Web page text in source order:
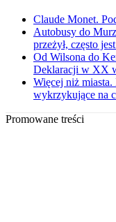
Claude Monet.
Autobusy do
przeżył, często
Od Wilsona do
Deklaracji w XX
Więcej niż
wykrzykujące na
Promowane treści